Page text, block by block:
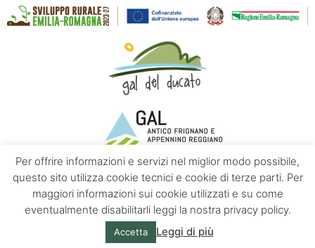
© Appennino Emilia | Powered byAltrama Italia
Contatti Chi siamo Privacy policy
Per offrire informazioni e servizi nel miglior modo possibile,
questo sito utilizza cookie tecnici e cookie di terze parti. Per
maggiori informazioni sui cookie utilizzati e su come
eventualmente disabilitarli leggi la nostra privacy policy.
Accetta Leggi di più